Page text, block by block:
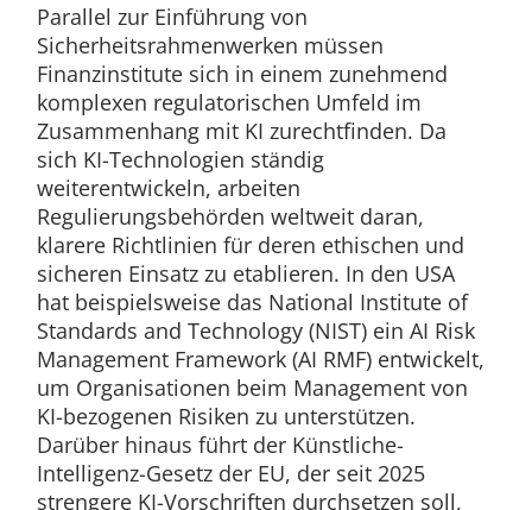
Parallel zur Einführung von
Sicherheitsrahmenwerken müssen
Finanzinstitute sich in einem zunehmend
komplexen regulatorischen Umfeld im
Zusammenhang mit KI zurechtfinden. Da
sich KI-Technologien ständig
weiterentwickeln, arbeiten
Regulierungsbehörden weltweit daran,
klarere Richtlinien für deren ethischen und
sicheren Einsatz zu etablieren. In den USA
hat beispielsweise das National Institute of
Standards and Technology (NIST) ein AI Risk
Management Framework (AI RMF) entwickelt,
um Organisationen beim Management von
KI-bezogenen Risiken zu unterstützen.
Darüber hinaus führt der Künstliche-
Intelligenz-Gesetz der EU, der seit 2025
strengere KI-Vorschriften durchsetzen soll,